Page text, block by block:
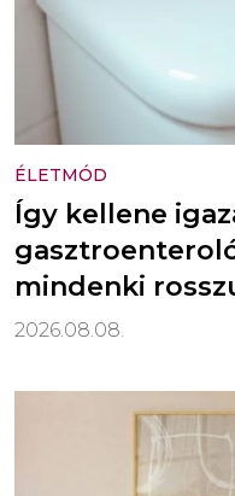
ÉLETMÓD
Így kellene
mindenki
2026.08.08.